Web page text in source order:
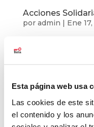
Esta página web usa
Las cookies de este
el contenido y los
Acciones
por admin | Ene
“Para ayudar
este es un lema
situación de
a todas las